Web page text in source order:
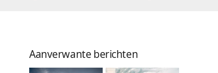
Aanverwante berichten